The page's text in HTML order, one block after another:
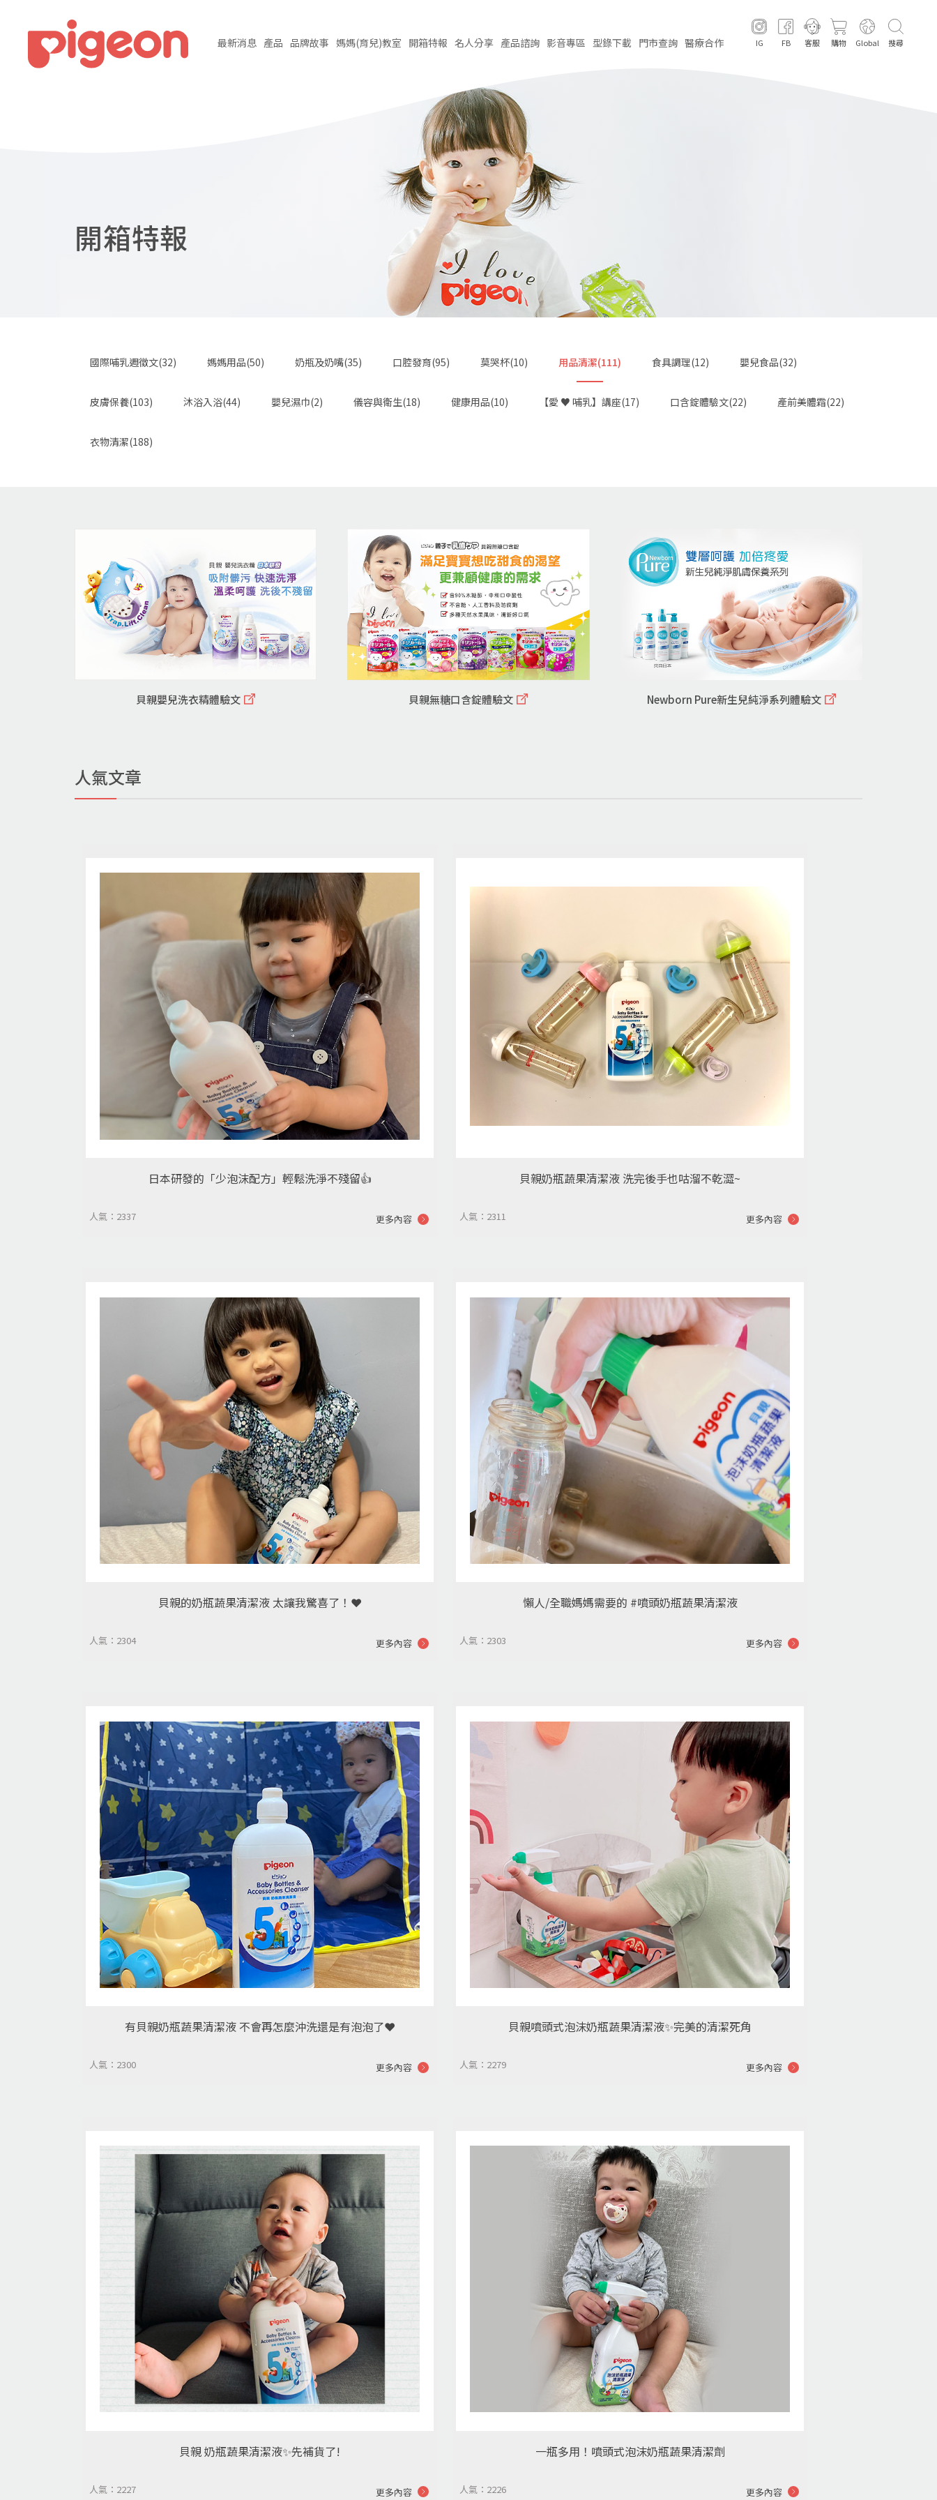
最新消息 產品 品牌故事 媽媽(育兒)教室 開箱特報 名人分享 產品諮詢 影音專區 型錄下載 門市查詢 醫療合作 IG FB 客服 購物 Global 搜尋
開箱特報
國際哺乳週徵文(32) 媽媽用品(50) 奶瓶及奶嘴(35) 口腔發育(95) 莫哭杯(10) 用品清潔(111) 食具調理(12) 嬰兒食品(32)
皮膚保養(103) 沐浴入浴(44) 嬰兒濕巾(2) 儀容與衛生(18) 健康用品(10) 【愛 ♥ 哺乳】講座(17) 口含錠體驗文(22) 產前美體霜(22)
衣物清潔(188)
貝親嬰兒洗衣精體驗文 貝親無糖口含錠體驗文 Newborn Pure新生兒純淨系列體驗文
人氣文章
日本研發的「少泡沫配方」輕鬆洗淨不殘留👍
人氣：2337 更多內容
貝親奶瓶蔬果清潔液 洗完後手也咕溜不乾澀~
人氣：2311 更多內容
貝親的奶瓶蔬果清潔液 太讓我驚喜了！❤️
人氣：2304 更多內容
懶人/全職媽媽需要的 #噴頭奶瓶蔬果清潔液
人氣：2303 更多內容
有貝親奶瓶蔬果清潔液 不會再怎麼沖洗還是有泡泡了❤️
人氣：2300 更多內容
貝親噴頭式泡沫奶瓶蔬果清潔液✨完美的清潔死角
人氣：2279 更多內容
貝親 奶瓶蔬果清潔液✨先補貨了!
人氣：2227 更多內容
一瓶多用！噴頭式泡沫奶瓶蔬果清潔劑
人氣：2226 更多內容